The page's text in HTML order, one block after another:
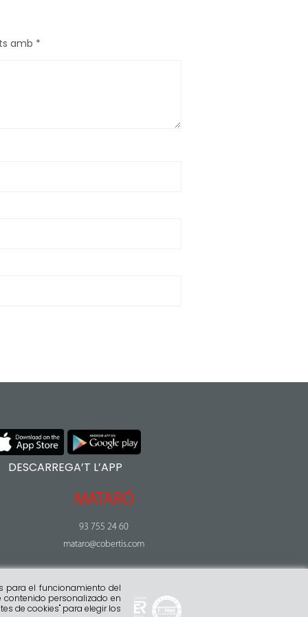
amb *
DESCARREGA’T L’APP
MATARÓ
93 755 24 60
mataro@cobertis.com
para el funcionamiento del
personalizado en
de cookies" para elegir los